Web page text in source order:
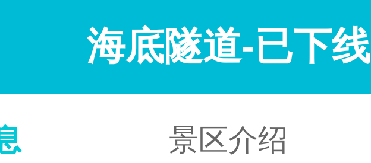
海底隧道-已下线
景区介绍